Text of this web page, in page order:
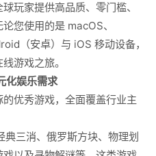
玩家提供高品质、零门槛、
您使用的是 macOS、
（安卓）与 iOS 移动设备，
游戏之旅。
化娱乐需求
优秀游戏，全面覆盖行业主
典三消、俄罗斯方块、物理划